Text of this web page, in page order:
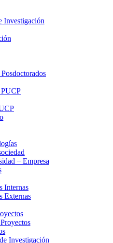
Investigación
– Empresa
Internas
Externas
Investigación